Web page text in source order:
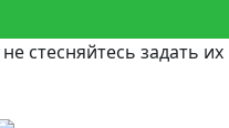
стесняйтесь задать их